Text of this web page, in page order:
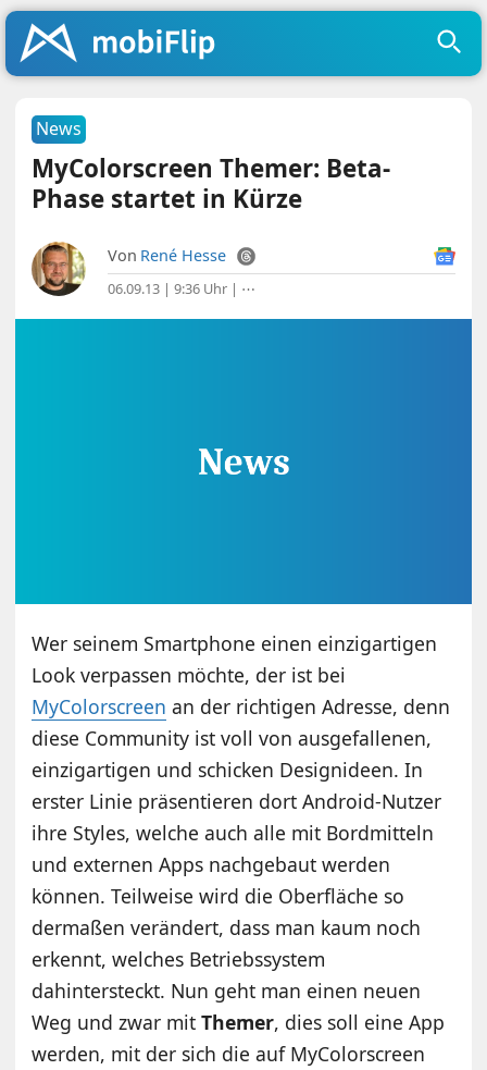
News
MyColorscreen Themer: Beta-
Phase startet in Kürze
Von René Hesse
06.09.13 | 9:36 Uhr | ⋯
Wer seinem Smartphone einen einzigartigen
Look verpassen möchte, der ist bei
MyColorscreen an der richtigen Adresse, denn
diese Community ist voll von ausgefallenen,
einzigartigen und schicken Designideen. In
erster Linie präsentieren dort Android-Nutzer
ihre Styles, welche auch alle mit Bordmitteln
und externen Apps nachgebaut werden
können. Teilweise wird die Oberfläche so
dermaßen verändert, dass man kaum noch
erkennt, welches Betriebssystem
dahintersteckt. Nun geht man einen neuen
Weg und zwar mitThemer, dies soll eine App
werden, mit der sich die auf MyColorscreen